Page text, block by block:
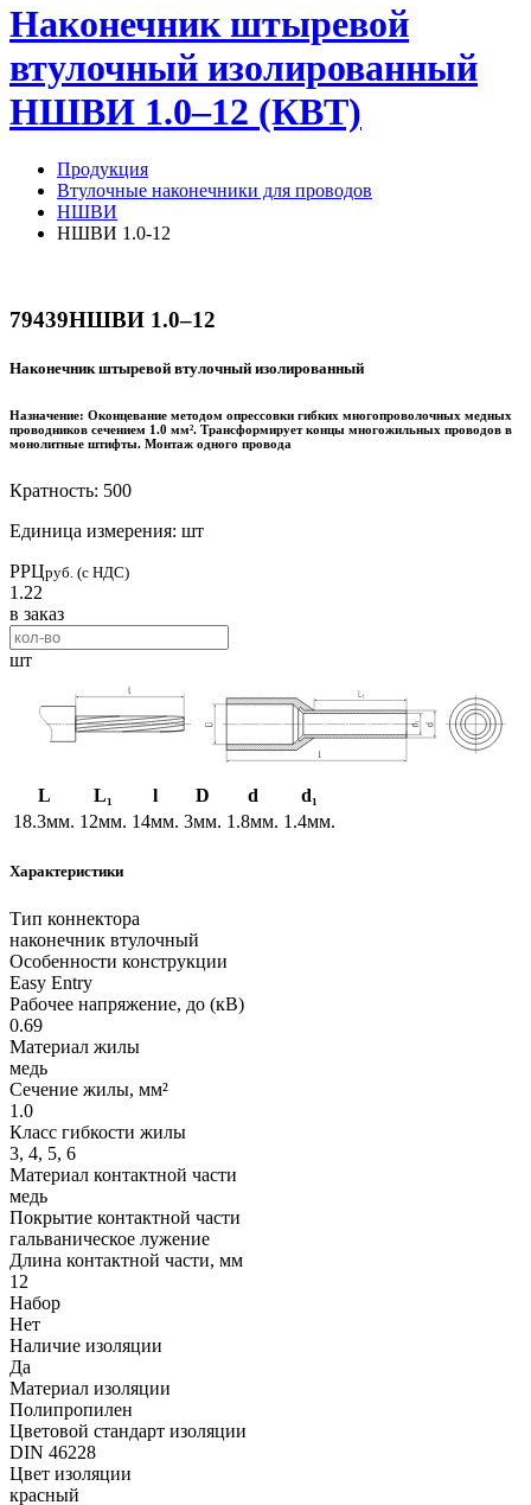
Наконечник штыревой
втулочный изолированный
НШВИ 1.0–12 (КВТ)
Продукция
Втулочные наконечники для проводов
НШВИ
НШВИ 1.0-12
79439НШВИ 1.0–12
Наконечник штыревой втулочный изолированный
Назначение: Оконцевание методом опрессовки гибких многопроволочных медных
проводников сечением 1.0 мм². Трансформирует концы многожильных проводов в
монолитные штифты. Монтаж одного провода
Кратность: 500
Единица измерения: шт
РРЦруб. (с НДС)
1.22
в заказ
шт
L L₁ l D d
d₁
18.3мм. 12мм. 14мм. 3мм. 1.8мм. 1.4мм.
Характеристики
Тип коннектора
наконечник втулочный
Особенности конструкции
Easy Entry
Рабочее напряжение, до (кВ)
0.69
Материал жилы
медь
Сечение жилы, мм²
1.0
Класс гибкости жилы
3, 4, 5, 6
Материал контактной части
медь
Покрытие контактной части
гальваническое лужение
Длина контактной части, мм
12
Набор
Нет
Наличие изоляции
Да
Материал изоляции
Полипропилен
Цветовой стандарт изоляции
DIN 46228
Цвет изоляции
красный